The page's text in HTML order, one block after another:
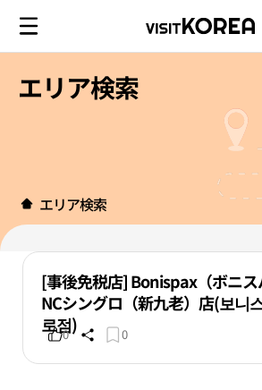
エリア検索
エリア検索
[事後免税店] Bonispax（ボニス
NCシングロ（新九老）店(보니
로점)
0 0